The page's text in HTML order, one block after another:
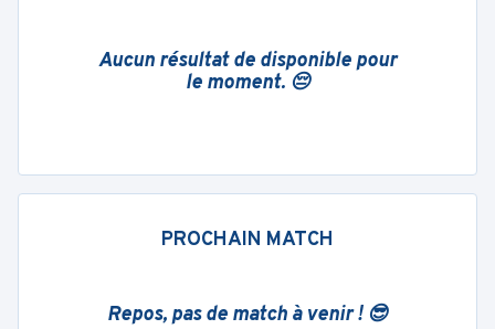
Aucun résultat de disponible pour
le moment. 😔
PROCHAIN MATCH
Repos, pas de match à venir ! 😎